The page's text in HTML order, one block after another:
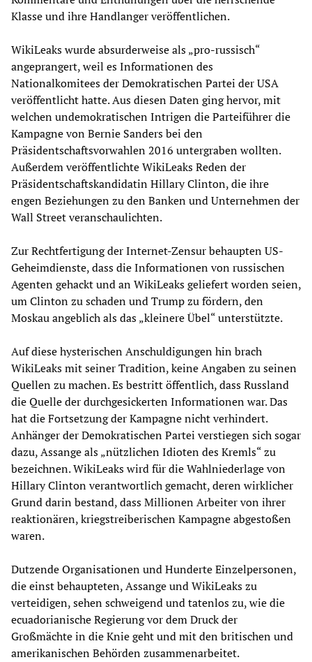
Klasse und ihre Handlanger veröffentlichen.
WikiLeaks wurde absurderweise als „pro-russisch“
angeprangert, weil es Informationen des
Nationalkomitees der Demokratischen Partei der USA
veröffentlicht hatte. Aus diesen Daten ging hervor, mit
welchen undemokratischen Intrigen die Parteiführer die
Kampagne von Bernie Sanders bei den
Präsidentschaftsvorwahlen 2016 untergraben wollten.
Außerdem veröffentlichte WikiLeaks Reden der
Präsidentschaftskandidatin Hillary Clinton, die ihre
engen Beziehungen zu den Banken und Unternehmen der
Wall Street veranschaulichten.
Zur Rechtfertigung der Internet-Zensur behaupten US-
Geheimdienste, dass die Informationen von russischen
Agenten gehackt und an WikiLeaks geliefert worden seien,
um Clinton zu schaden und Trump zu fördern, den
Moskau angeblich als das „kleinere Übel“ unterstützte.
Auf diese hysterischen Anschuldigungen hin brach
WikiLeaks mit seiner Tradition, keine Angaben zu seinen
Quellen zu machen. Es bestritt öffentlich, dass Russland
die Quelle der durchgesickerten Informationen war. Das
hat die Fortsetzung der Kampagne nicht verhindert.
Anhänger der Demokratischen Partei verstiegen sich sogar
dazu, Assange als „nützlichen Idioten des Kremls“ zu
bezeichnen. WikiLeaks wird für die Wahlniederlage von
Hillary Clinton verantwortlich gemacht, deren wirklicher
Grund darin bestand, dass Millionen Arbeiter von ihrer
reaktionären, kriegstreiberischen Kampagne abgestoßen
waren.
Dutzende Organisationen und Hunderte Einzelpersonen,
die einst behaupteten, Assange und WikiLeaks zu
verteidigen, sehen schweigend und tatenlos zu, wie die
ecuadorianische Regierung vor dem Druck der
Großmächte in die Knie geht und mit den britischen und
amerikanischen Behörden zusammenarbeitet.